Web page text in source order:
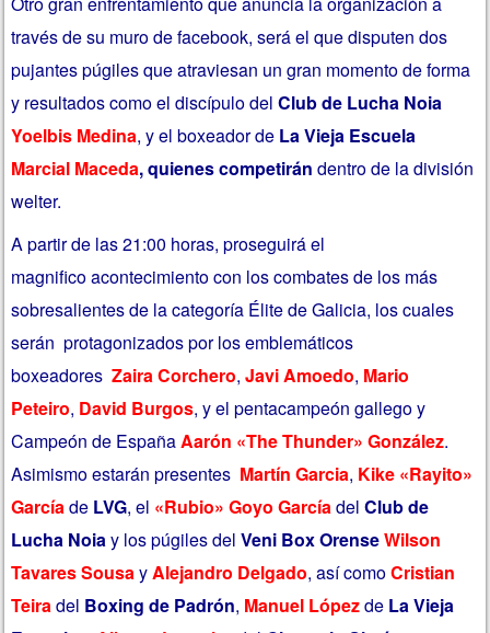
través de su muro de facebook, será el que disputen dos
pujantes púgiles que atraviesan un gran momento de forma
y resultados como el discípulo delClub de Lucha Noia
Yoelbis Medina, y el boxeador de La Vieja Escuela
Marcial Maceda, quienes competirándentro de la división
welter.
A partir de las 21:00 horas, proseguirá el
magnifico acontecimiento con los combates de los más
sobresalientes de la categoría Élite de Galicia, los cuales
serán protagonizados por los emblemáticos
boxeadoresZaira Corchero,Javi Amoedo, Mario
Peteiro, David Burgos, y el pentacampeón gallego y
Campeón de EspañaAarón «The Thunder» González.
Asimismo estarán presentes Martín Garcia, Kike «Rayito»
Garcíade LVG, el «Rubio» Goyo GarcíadelClub de
Lucha Noiay los púgiles delVeni Box OrenseWilson
Tavares SousayAlejandro Delgado, así comoCristian
Teiradel Boxing de Padrón, Manuel Lópezde La Vieja